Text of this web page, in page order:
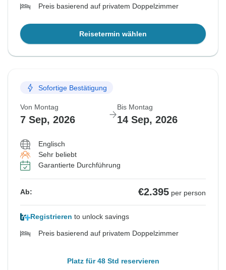
Preis basierend auf privatem Doppelzimmer
Reisetermin wählen
Sofortige Bestätigung
Von Montag
7 Sep, 2026
Bis Montag
14 Sep, 2026
Englisch
Sehr beliebt
Garantierte Durchführung
Ab: €2.395 per person
Registrieren to unlock savings
Preis basierend auf privatem Doppelzimmer
Platz für 48 Std reservieren